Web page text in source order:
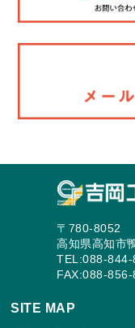
〒780-8052
高知県高知市
TEL:088-
FAX:088-
SITE MAP